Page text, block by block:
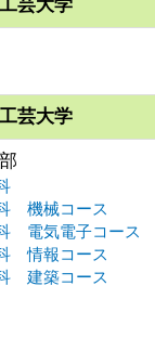
芸大学
芸大学
機械コース
電気電子コース
情報コース
建築コース